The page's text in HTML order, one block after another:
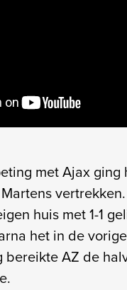
met Ajax
huis met 1-1
het in de
AZ de